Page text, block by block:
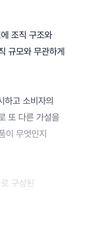
조직 구조와
규모와 무관하게
고 소비자의
또 다른 가설을
이 무엇인지
구성된